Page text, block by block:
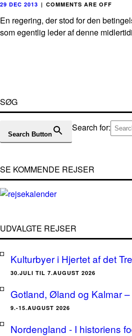
29 DEC 2013 | COMMENTS ARE OFF
En regering, der stod for den
som egentlig leder af denne
SØG
Search for:
Search Button
SE KOMMENDE REJSER
UDVALGTE REJSER
Kulturbyer i Hjertet af det
30.JULI TIL 7.AUGUST 2026
Gotland, Øland og Kalmar
9.-15.AUGUST 2026
Nordengland - I historiens